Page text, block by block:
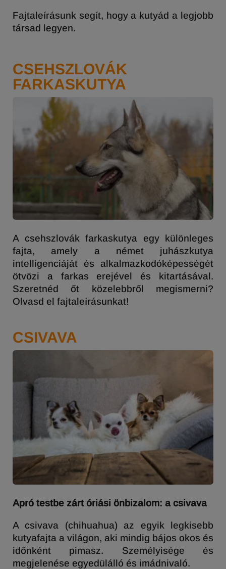
Fajtaleírásunk segít, hogy a kutyád a legjobb
társad legyen.
CSEHSZLOVÁK
FARKASKUTYA
A csehszlovák farkaskutya egy különleges
fajta, amely a német juhászkutya
intelligenciáját és alkalmazkodóképességét
ötvözi a farkas erejével és kitartásával.
Szeretnéd őt közelebbről megismerni?
Olvasd el fajtaleírásunkat!
CSIVAVA
Apró testbe zárt óriási önbizalom: a csivava
A csivava (chihuahua) az egyik legkisebb
kutyafajta a világon, aki mindig bájos okos és
időnként pimasz. Személyisége és
megjelenése egyedülálló és imádnivaló.